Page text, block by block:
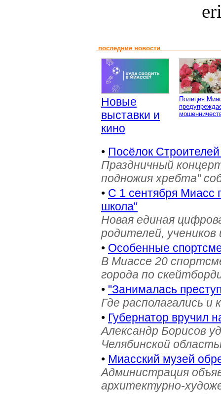
последние новости
Новые
выставки и
кино
Полиция
• Посёлок
Праздничный
подножия хребта"
• С 1 сентября Миасс
школа"
Новая единая
родителей, учеников
• Особенные
В Миассе 20
города по
• "Занималась
Где располагались и
• Губернатор вручил
Александр Борисов
Челябинской
• Миасский музей
Администрация
архитектурно-